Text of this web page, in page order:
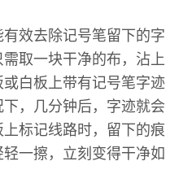
效去除记号笔留下的字
取一块干净的布，沾上
白板上带有记号笔字迹
，几分钟后，字迹就会
标记线路时，留下的痕
一擦，立刻变得干净如